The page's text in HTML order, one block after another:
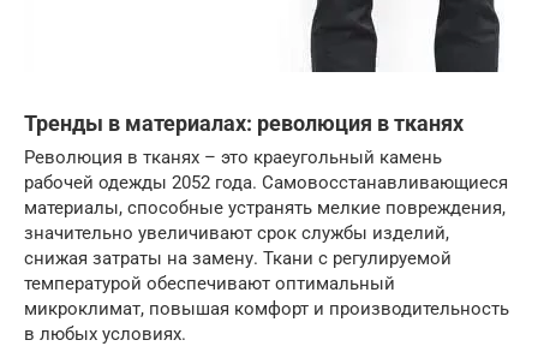
Тренды в материалах: революция в тканях
Революция в тканях – это краеугольный камень
рабочей одежды 2052 года. Самовосстанавливающиеся
материалы, способные устранять мелкие повреждения,
значительно увеличивают срок службы изделий,
снижая затраты на замену. Ткани с регулируемой
температурой обеспечивают оптимальный
микроклимат, повышая комфорт и производительность
в любых условиях.